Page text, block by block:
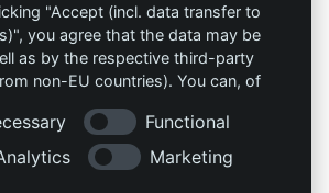
97
6
"Accept (incl. data transfer to
you agree that the data may be
as by the respective third-party
non-EU countries). You can, of
Functional
Marketing